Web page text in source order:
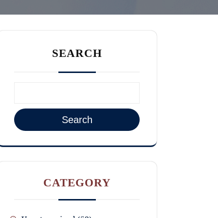
SEARCH
Search
CATEGORY